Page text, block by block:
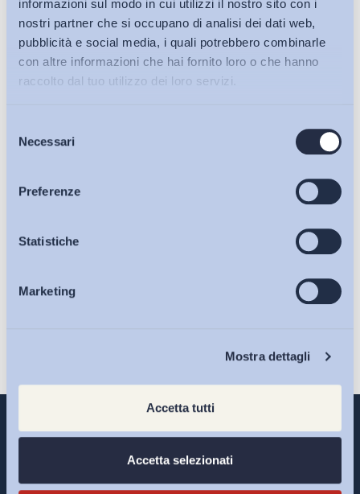
informazioni sul modo in cui utilizzi il nostro sito con i
nostri partner che si occupano di analisi dei dati web,
pubblicità e social media, i quali potrebbero combinarle
con altre informazioni che hai fornito loro o che hanno
raccolto dal tuo utilizzo dei loro servizi.
delNecessari
Preferenze
Statistiche
Marketing
Mostra dettagli
Accetta tutti
Accetta selezionati
Bollettini ADAPT
Articoli
Osservatori
Eventi
sulla pagina della
Iscriviti
Interventi ADAPT